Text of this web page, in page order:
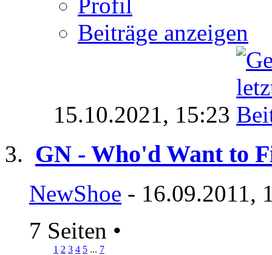
Profil
Beiträge anzeigen
15.10.2021, 15:23
GN - Who'd Want to
NewShoe - 16.09.2011,
7 Seiten •
1 2 3 4 5 ... 7